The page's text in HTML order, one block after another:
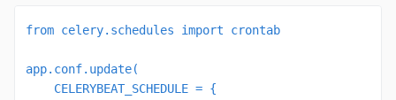
from celery.schedules import crontab
app.conf.update(
    CELERYBEAT_SCHEDULE = {